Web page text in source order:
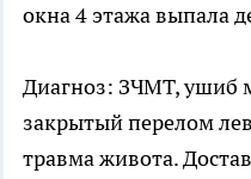
окна 4 этажа выпала
Диагноз: ЗЧМТ, ушиб
закрытый перелом
травма живота.